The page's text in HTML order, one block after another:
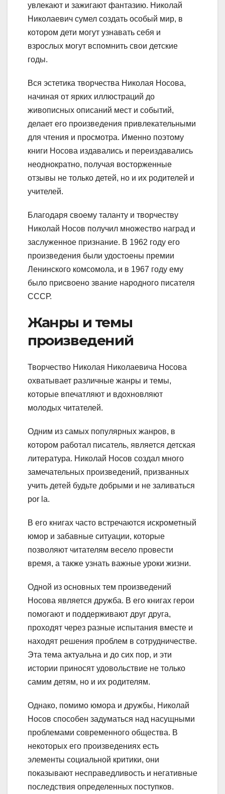
увлекают и зажигают фантазию. Николай
Николаевич сумел создать особый мир, в
котором дети могут узнавать себя и
взрослых могут вспомнить свои детские
годы.
Вся эстетика творчества Николая Носова,
начиная от ярких иллюстраций до
живописных описаний мест и событий,
делает его произведения привлекательными
для чтения и просмотра. Именно поэтому
книги Носова издавались и переиздавались
неоднократно, получая восторженные
отзывы не только детей, но и их родителей и
учителей.
Благодаря своему таланту и творчеству
Николай Носов получил множество наград и
заслуженное признание. В 1962 году его
произведения были удостоены премии
Ленинского комсомола, и в 1967 году ему
было присвоено звание народного писателя
СССР.
Жанры и темы
произведений
Творчество Николая Николаевича Носова
охватывает различные жанры и темы,
которые впечатляют и вдохновляют
молодых читателей.
Одним из самых популярных жанров, в
котором работал писатель, является детская
литература. Николай Носов создал много
замечательных произведений, призванных
учить детей будьте добрыми и не заливаться
por la.
В его книгах часто встречаются искрометный
юмор и забавные ситуации, которые
позволяют читателям весело провести
время, а также узнать важные уроки жизни.
Одной из основных тем произведений
Носова является дружба. В его книгах герои
помогают и поддерживают друг друга,
проходят через разные испытания вместе и
находят решения проблем в сотрудничестве.
Эта тема актуальна и до сих пор, и эти
истории приносят удовольствие не только
самим детям, но и их родителям.
Однако, помимо юмора и дружбы, Николай
Носов способен задуматься над насущными
проблемами современного общества. В
некоторых его произведениях есть
элементы социальной критики, они
показывают несправедливость и негативные
последствия определенных поступков.